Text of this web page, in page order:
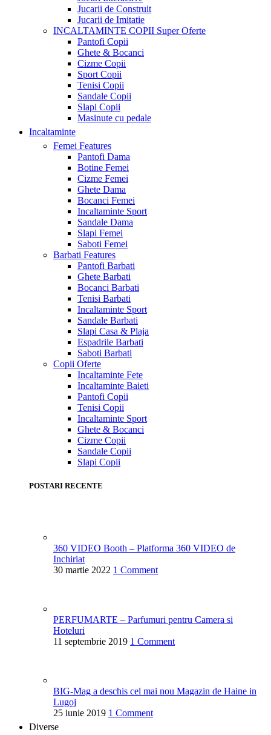
Jucarii de Construit
Jucarii de Imitatie
INCALTAMINTE COPII Super Oferte
Pantofi Copii
Ghete & Bocanci
Cizme Copii
Sport Copii
Tenisi Copii
Sandale Copii
Slapi Copii
Masinute cu pedale
Incaltaminte
Femei Features
Pantofi Dama
Botine Femei
Cizme Femei
Ghete Dama
Bocanci Femei
Incaltaminte Sport
Sandale Dama
Slapi Femei
Saboti Femei
Barbati Features
Pantofi Barbati
Ghete Barbati
Bocanci Barbati
Tenisi Barbati
Incaltaminte Sport
Sandale Barbati
Slapi Casa & Plaja
Espadrile Barbati
Saboti Barbati
Copii Oferte
Incaltaminte Fete
Incaltaminte Baieti
Pantofi Copii
Tenisi Copii
Incaltaminte Sport
Ghete & Bocanci
Cizme Copii
Sandale Copii
Slapi Copii
POSTARI RECENTE
360 VIDEO Booth – Platforma 360 VIDEO de
Inchiriat
30 martie 2022 1 Comment
PERFUMARTE – Parfumuri pentru Camera si
Hoteluri
11 septembrie 2019 1 Comment
BIG-Mag a deschis cel mai nou Magazin de Haine in
Lugoj
25 iunie 2019 1 Comment
Diverse